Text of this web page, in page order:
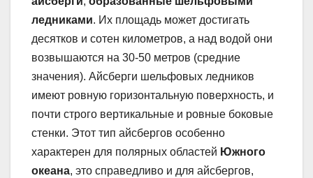
ледниками. Их площадь может достигать
десятков и сотен километров, а над водой они
возвышаются на 30-50 метров (средние
значения). Айсберги шельфовых ледников
имеют ровную горизонтальную поверхность, и
почти строго вертикальные и ровные боковые
стенки. Этот тип айсбергов особенно
характерен для полярных областей Южного
океана, это справедливо и для айсбергов,